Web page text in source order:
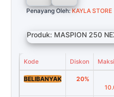
Penayang Oleh:KAYLA STORE
Produk: MASPION 250
Kode Diskon
BELIBANYAK 20%